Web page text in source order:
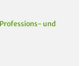
und